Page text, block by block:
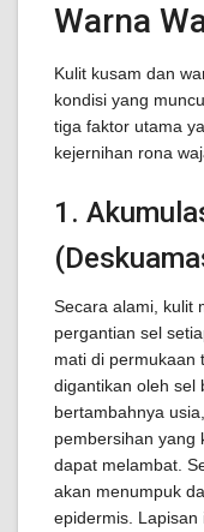
Warna
Kulit kusam dan
kondisi yang
tiga faktor utama
kejernihan rona
1.
Secara alami, kulit
pergantian sel
mati di permukaan
digantikan oleh sel
bertambahnya
pembersihan yang
dapat melambat.
akan menumpuk
epidermis. Lapisan